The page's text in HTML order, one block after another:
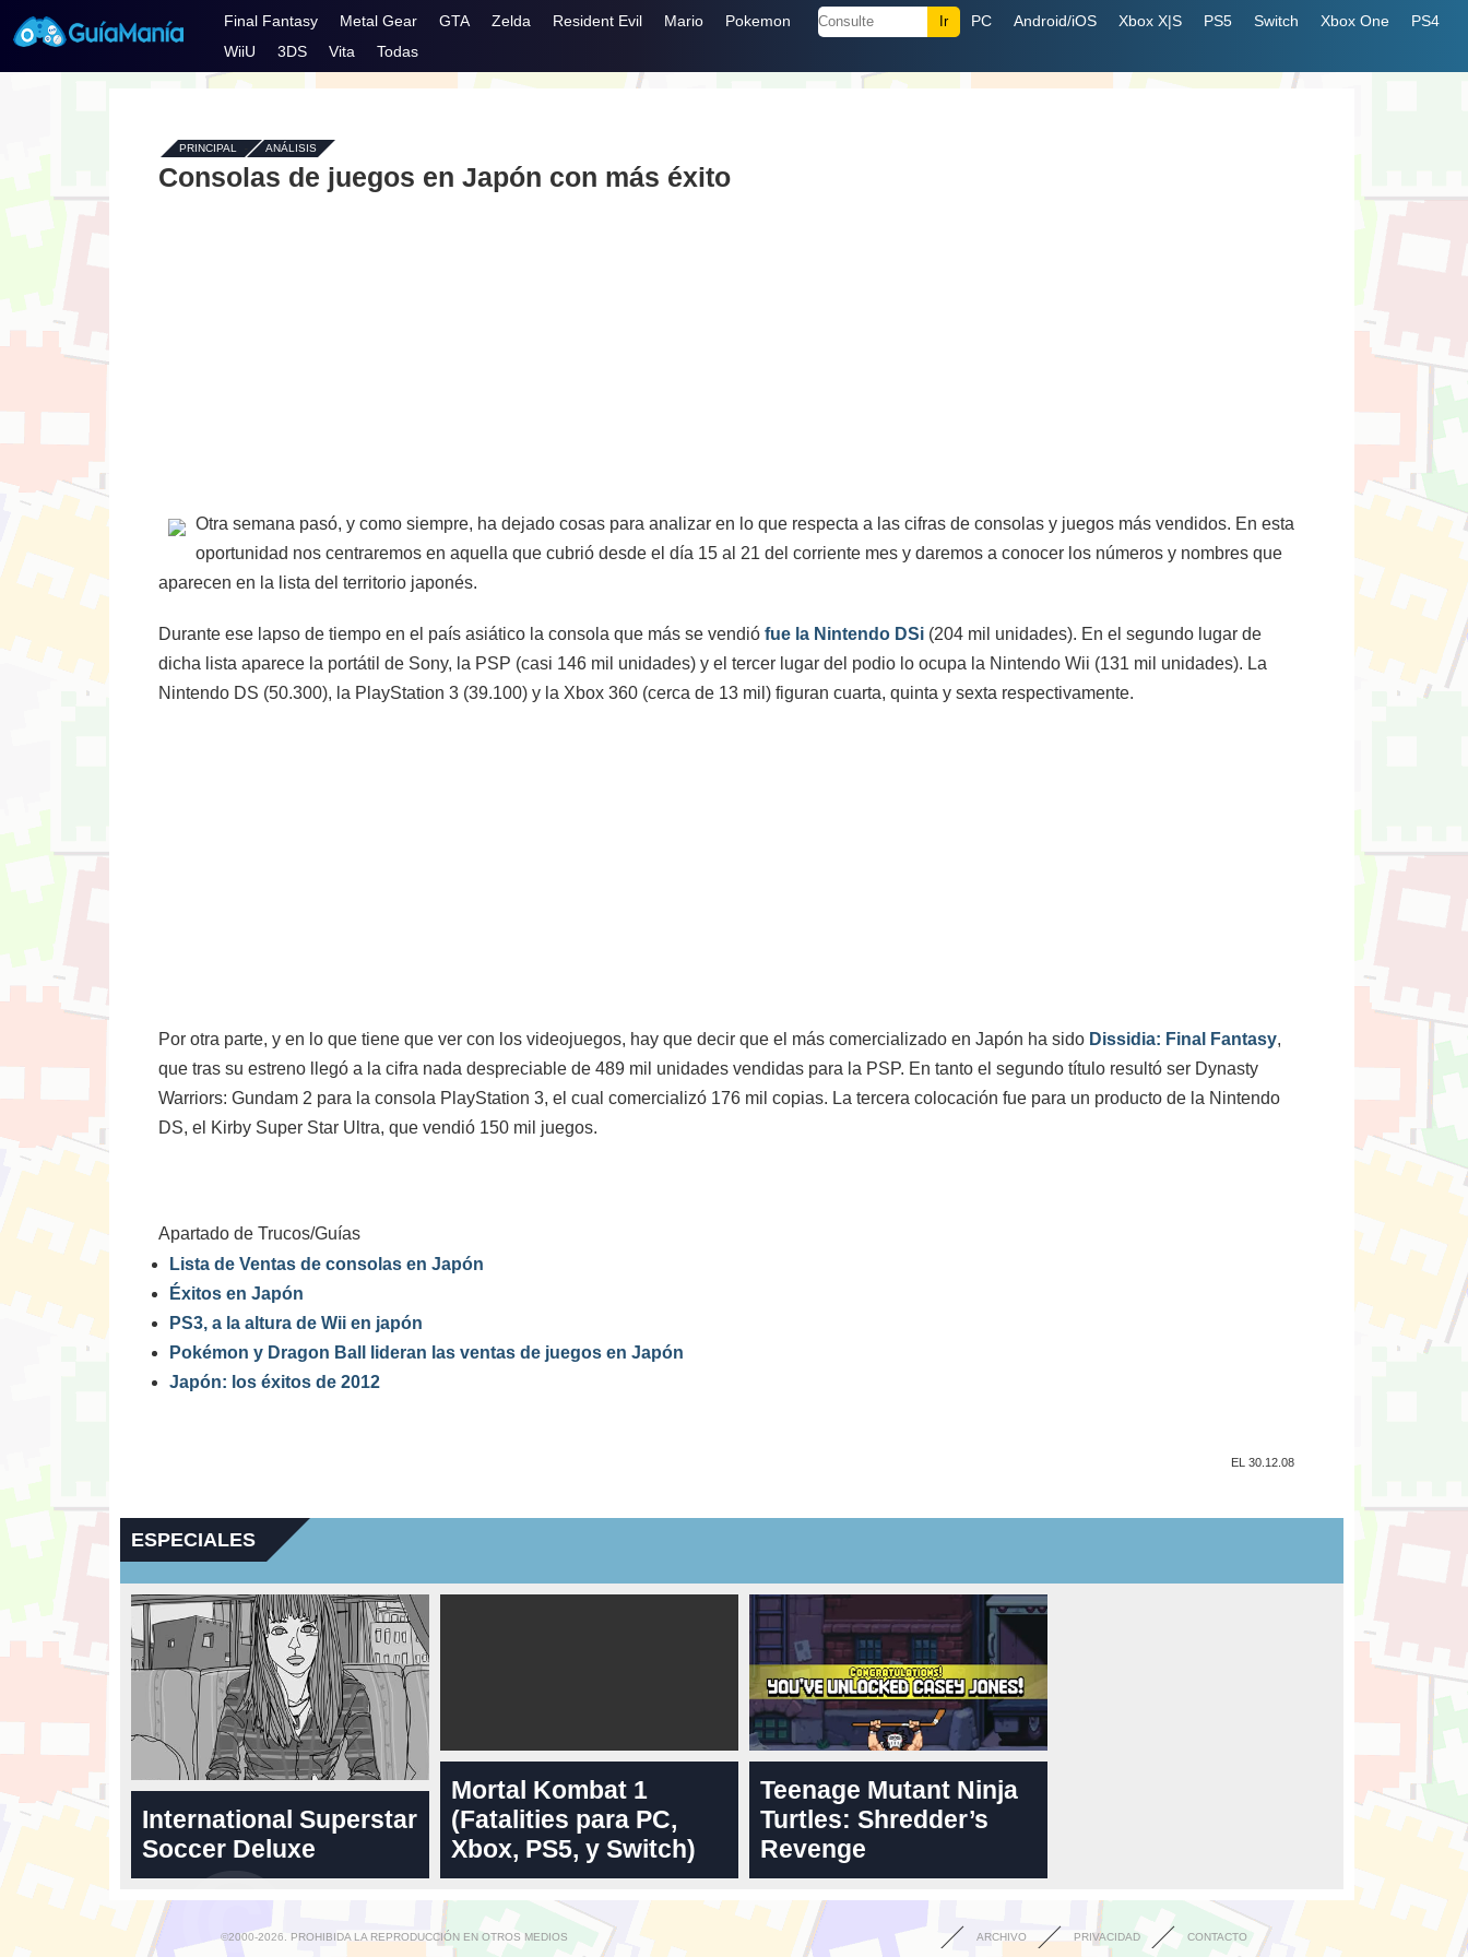
Final Fantasy Metal Gear GTA Zelda Resident Evil Mario Pokemon PC Android/iOS Xbox X|S PS5 Switch Xbox One
PS4
WiiU
3DS Vita Todas
PRINCIPAL - ANÁLISIS
Consolas de juegos en Japón con más éxito
Otra semana pasó, y como siempre, ha dejado cosas para analizar en lo que respecta a las cifras de consolas y juegos más vendidos. En esta
oportunidad nos centraremos en aquella que cubrió desde el día 15 al 21 del corriente mes y daremos a conocer los números y nombres que
aparecen en la lista del territorio japonés.
Durante ese lapso de tiempo en el país asiático la consola que más se vendió fue la Nintendo DSi (204 mil unidades). En el segundo lugar de
dicha lista aparece la portátil de Sony, la PSP (casi 146 mil unidades) y el tercer lugar del podio lo ocupa la Nintendo Wii (131 mil unidades). La
Nintendo DS (50.300), la PlayStation 3 (39.100) y la Xbox 360 (cerca de 13 mil) figuran cuarta, quinta y sexta respectivamente.
Por otra parte, y en lo que tiene que ver con los videojuegos, hay que decir que el más comercializado en Japón ha sido Dissidia: Final Fantasy,
que tras su estreno llegó a la cifra nada despreciable de 489 mil unidades vendidas para la PSP. En tanto el segundo título resultó ser Dynasty
Warriors: Gundam 2 para la consola PlayStation 3, el cual comercializó 176 mil copias. La tercera colocación fue para un producto de la Nintendo
DS, el Kirby Super Star Ultra, que vendió 150 mil juegos.
Apartado de Trucos/Guías
Lista de Ventas de consolas en Japón
Éxitos en Japón
PS3, a la altura de Wii en japón
Pokémon y Dragon Ball lideran las ventas de juegos en Japón
Japón: los éxitos de 2012
EL 30.12.08
ESPECIALES
International Superstar
Soccer Deluxe
Mortal Kombat 1
(Fatalities para PC,
Xbox, PS5, y Switch)
Teenage Mutant Ninja
Turtles: Shredder’s
Revenge
©2000-2026. PROHIBIDA LA REPRODUCCIÓN EN OTROS MEDIOS ARCHIVO PRIVACIDAD CONTACTO